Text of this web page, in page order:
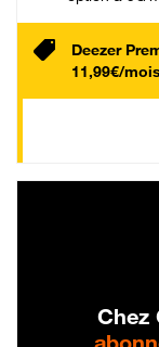
Deezer
11,99€/mois
Chez